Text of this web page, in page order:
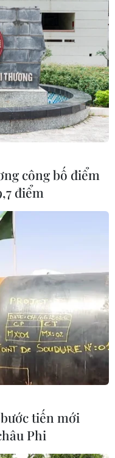
công bố điểm
điểm
tiến mới
Phi